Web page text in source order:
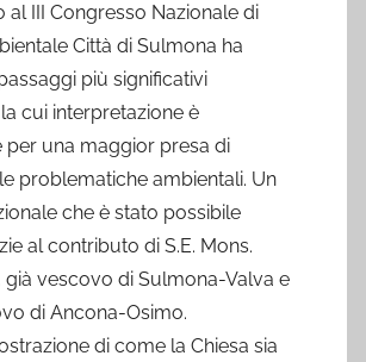
al III Congresso Nazionale di
Città di Sulmona ha
più significativi
cui interpretazione è
per una maggior presa di
problematiche ambientali. Un
che è stato possibile
al contributo di S.E. Mons.
già vescovo di Sulmona-Valva e
di Ancona-Osimo.
di come la Chiesa sia